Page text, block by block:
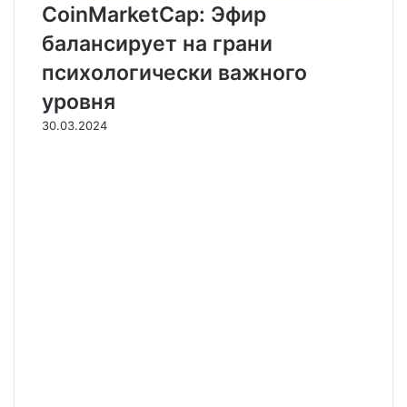
CoinMarketCap: Эфир
балансирует на грани
психологически важного
уровня
30.03.2024